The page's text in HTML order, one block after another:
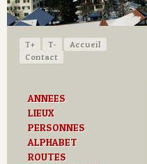
T+ T-
Accueil
Contact
ANNEES
LIEUX
PERSONNES
ALPHABET
ROUTES